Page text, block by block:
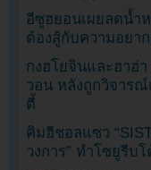
อีซูฮยอนเผยลดน้ำ
ต้องสู้กับความอยา
กงฮโยจินและฮาฮ่
วอน หลังถูกวิจารณ์
ตี้
คิมฮีชอลแซว
วงการ” ทำโซยูรีบ